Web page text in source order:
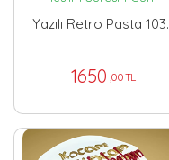
Yazılı Retro Pasta 103.
1650 ,00 TL